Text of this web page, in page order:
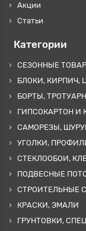
Акции
Статьи
Категории
СЕЗОННЫЕ
БЛОКИ, КИРПИЧ,
БОРТЫ,
ГИПСОКАРТОН
САМОРЕЗЫ,
УГОЛКИ,
СТЕКЛООБОИ,
ПОДВЕСНЫЕ
СТРОИТЕЛЬНЫЕ
КРАСКИ, ЭМАЛИ
ГРУНТОВКИ,